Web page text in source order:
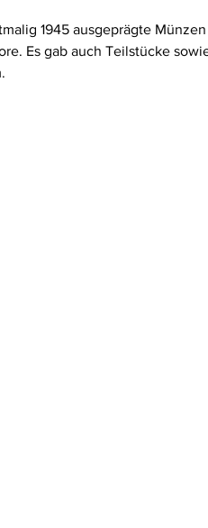
1945 ausgeprägte
Es gab auch Teilstücke